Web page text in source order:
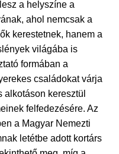
a helyszíne a
ahol nemcsak a
kerestetnek, hanem a
világába is
formában a
családokat várja
keresztül
felfedezésére. Az
a Magyar Nemezti
letétbe adott kortárs